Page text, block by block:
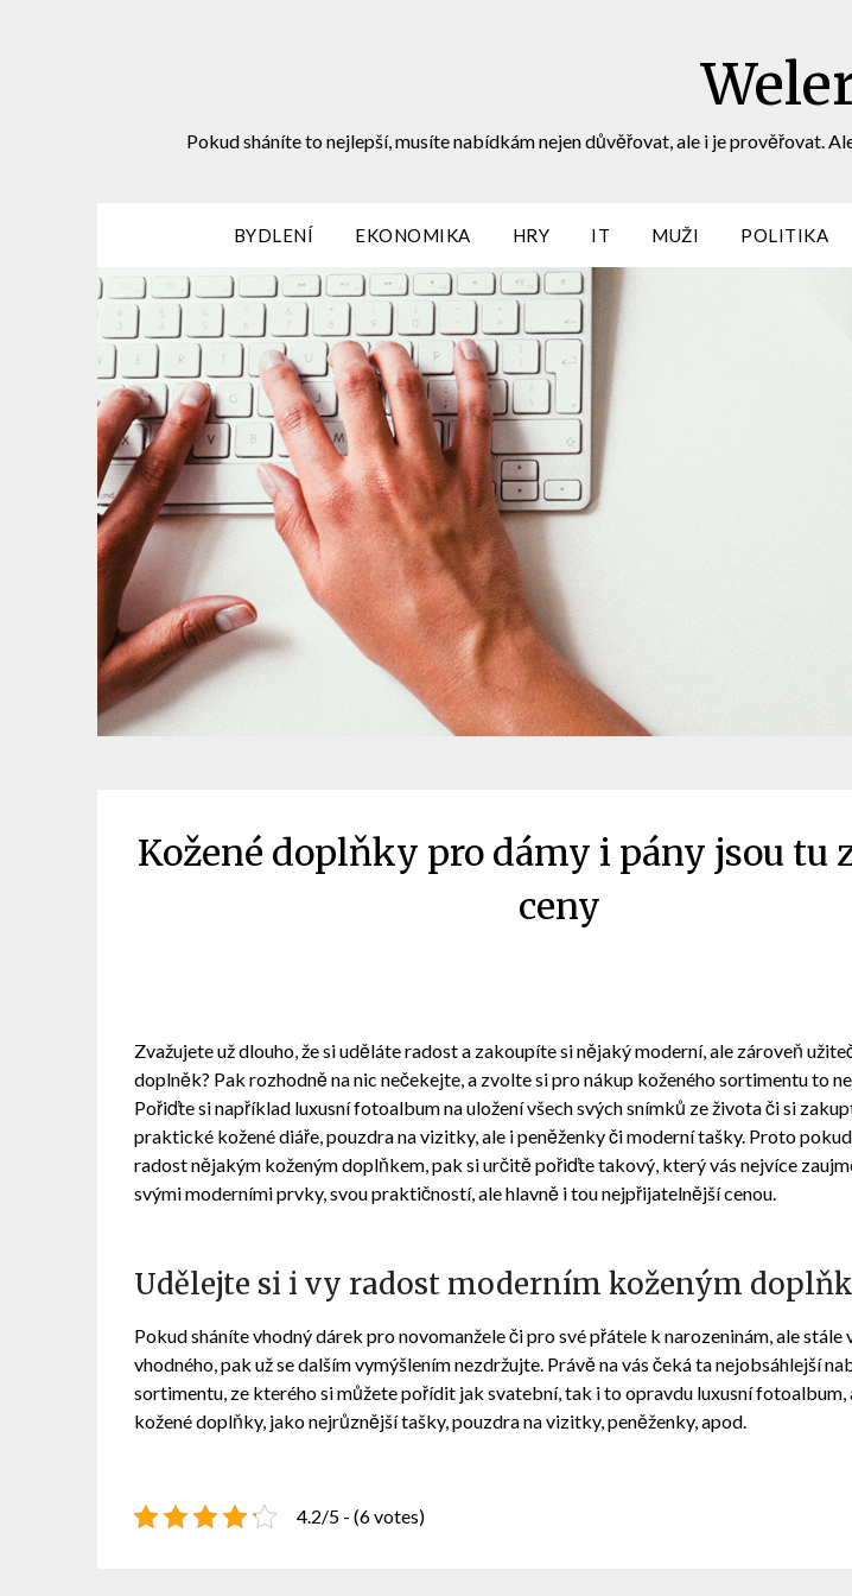
Pokud sháníte to nejlepší, musíte nabídkám nejen důvěřovat, ale i je prověřovat.
BYDLENÍ EKONOMIKA HRY IT MUŽI POLITIKA
Kožené doplňky pro dámy i pány jsou tu
ceny
Zvažujete už dlouho, že si uděláte radost a zakoupíte si nějaký moderní, ale zároveň
doplněk? Pak rozhodně na nic nečekejte, a zvolte si pro nákup koženého sortimentu to
Pořiďte si například luxusní fotoalbumna uložení všech svých snímků ze života či si
praktické kožené diáře, pouzdra na vizitky, ale i peněženky či moderní tašky. Proto
radost nějakým koženým doplňkem, pak si určitě pořiďte takový, který vás nejvíce
svými moderními prvky, svou praktičností, ale hlavně i tou nejpřijatelnější cenou.
Udělejte si i vy radost moderním koženým
Pokud sháníte vhodný dárek pro novomanžele či pro své přátele k narozeninám, ale stále
vhodného, pak už se dalším vymýšlením nezdržujte. Právě na vás čeká ta nejobsáhlejší
sortimentu, ze kterého si můžete pořídit jak svatební, tak i to opravdu luxusní fotoalbum,
kožené doplňky, jako nejrůznější tašky, pouzdra na vizitky, peněženky, apod.
4.2/5 - (6 votes)